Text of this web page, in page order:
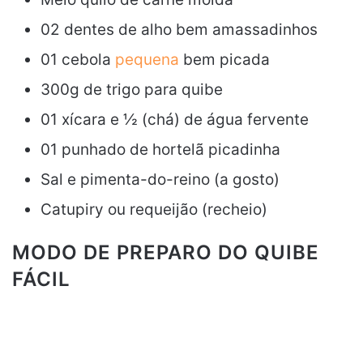
02 dentes de alho bem amassadinhos
01 cebola pequena bem picada
300g de trigo para quibe
01 xícara e ½ (chá) de água fervente
01 punhado de hortelã picadinha
Sal e pimenta-do-reino (a gosto)
Catupiry ou requeijão (recheio)
MODO DE PREPARO DO QUIBE
FÁCIL